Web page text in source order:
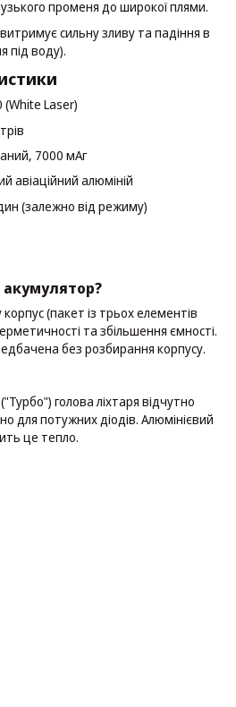
променя до широкої плями.
сильну зливу та падіння в
під воду).
(White Laser)
7000 мАг
авіаційний алюміній
(залежно від режиму)
(пакет із трьох елементів
та збільшення ємності.
без розбирання корпусу.
голова ліхтаря відчутно
для потужних діодів. Алюмінієвий
це тепло.